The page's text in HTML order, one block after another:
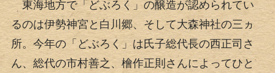
東海地方で「どぶろく」の醸造が認められてい
るのは伊勢神宮と白川郷、そして大森神社の三ヵ
所。今年の「どぶろく」は氏子総代長の西正司さ
ん、総代の市村善之、檜作正則さんによってひと